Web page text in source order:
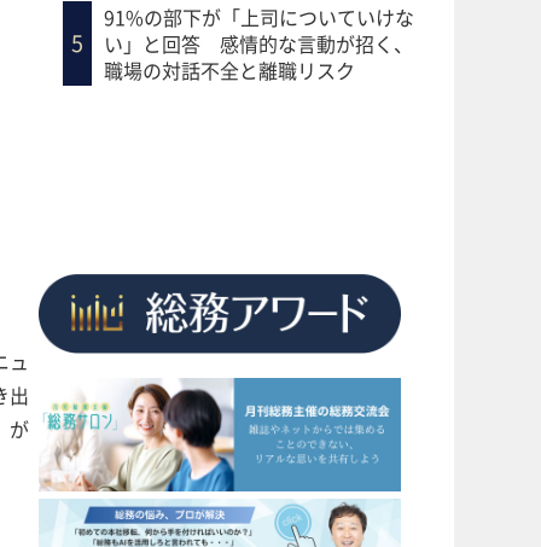
91%の部下が「上司についていけな
い」と回答 感情的な言動が招く、
職場の対話不全と離職リスク
ュ
出
が